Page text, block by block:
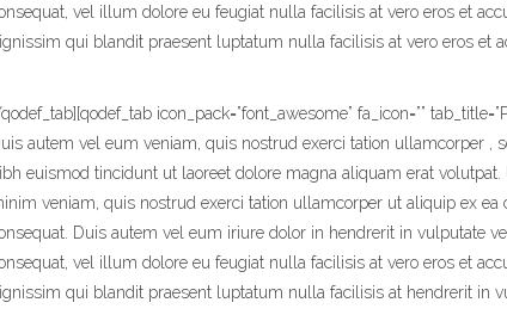
vel illum dolore eu feugiat nulla facilisis at vero eros et
qui blandit praesent luptatum nulla facilisis at vero eros et
icon_pack=”font_awesome” fa_icon=””
autem vel eum veniam, quis nostrud exerci tation ullamcorper ,
euismod tincidunt ut laoreet dolore magna aliquam erat
veniam, quis nostrud exerci tation ullamcorper ut aliquip ex ea
Duis autem vel eum iriure dolor in hendrerit in vulputate
vel illum dolore eu feugiat nulla facilisis at vero eros et
qui blandit praesent luptatum nulla facilisis at hendrerit in